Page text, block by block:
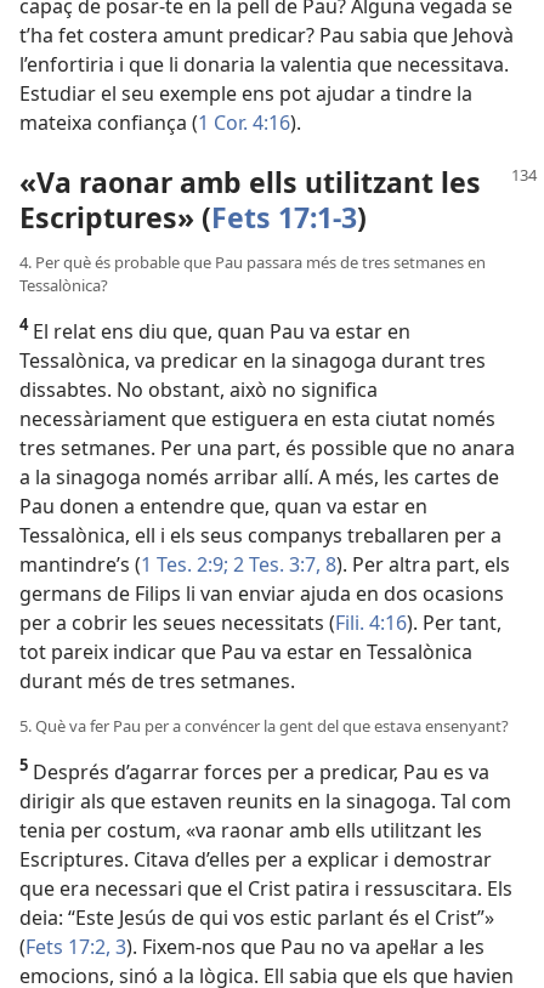
capaç de posar-te en la pell de Pau? Alguna vegada se
t’ha fet costera amunt predicar? Pau sabia que Jehovà
l’enfortiria i que li donaria la valentia que necessitava.
Estudiar el seu exemple ens pot ajudar a tindre la
mateixa confiança (1 Cor. 4:16).
«Va raonar amb ells utilitzant les
Escriptures» (Fets 17:1-3)
4. Per què és probable que Pau passara més de tres setmanes en
Tessalònica?
4El relat ens diu que, quan Pau va estar en
Tessalònica, va predicar en la sinagoga durant tres
dissabtes. No obstant, això no significa
necessàriament que estiguera en esta ciutat només
tres setmanes. Per una part, és possible que no anara
a la sinagoga només arribar allí. A més, les cartes de
Pau donen a entendre que, quan va estar en
Tessalònica, ell i els seus companys treballaren per a
mantindre’s (1 Tes. 2:9; 2 Tes. 3:7, 8). Per altra part, els
germans de Filips li van enviar ajuda en dos ocasions
per a cobrir les seues necessitats (Fili. 4:16). Per tant,
tot pareix indicar que Pau va estar en Tessalònica
durant més de tres setmanes.
5. Què va fer Pau per a convéncer la gent del que estava ensenyant?
5 Després d’agarrar forces per a predicar, Pau es va
dirigir als que estaven reunits en la sinagoga. Tal com
tenia per costum, «va raonar amb ells utilitzant les
Escriptures. Citava d’elles per a explicar i demostrar
que era necessari que el Crist patira i ressuscitara. Els
deia: “Este Jesús de qui vos estic parlant és el Crist”»
(Fets 17:2, 3). Fixem-nos que Pau no va apel·lar a les
emocions, sinó a la lògica. Ell sabia que els que havien